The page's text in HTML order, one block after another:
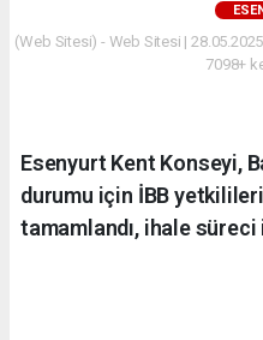
(Web Sitesi) - Web Sitesi |
7098+
Esenyurt Kent Konseyi,
durumu için İBB
tamamlandı, ihale